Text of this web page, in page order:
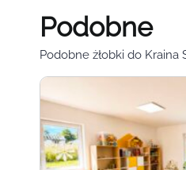
Podobne
Podobne żłobki do Kraina